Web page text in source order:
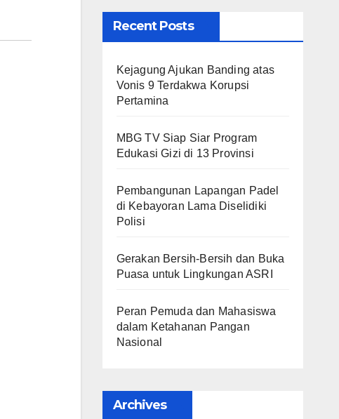
Recent Posts
Kejagung Ajukan Banding atas
Vonis 9 Terdakwa Korupsi
Pertamina
MBG TV Siap Siar Program
Edukasi Gizi di 13 Provinsi
Pembangunan Lapangan Padel
di Kebayoran Lama Diselidiki
Polisi
Gerakan Bersih-Bersih dan Buka
Puasa untuk Lingkungan ASRI
Peran Pemuda dan Mahasiswa
dalam Ketahanan Pangan
Nasional
Archives